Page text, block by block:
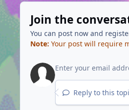
Join the
You can post now and
Note: Your post will require
Reply to this